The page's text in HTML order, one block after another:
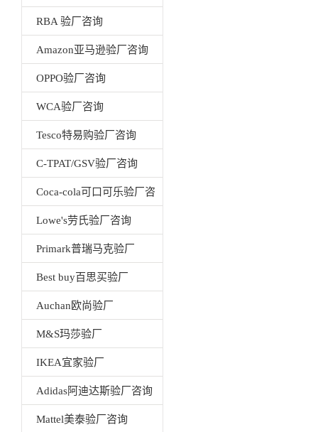
RBA 验厂咨询
Amazon亚马逊验厂咨询
OPPO验厂咨询
WCA验厂咨询
Tesco特易购验厂咨询
C-TPAT/GSV验厂咨询
Coca-cola可口可乐验厂咨
询
Lowe's劳氏验厂咨询
Primark普瑞马克验厂
Best buy百思买验厂
Auchan欧尚验厂
M&S玛莎验厂
IKEA宜家验厂
Adidas阿迪达斯验厂咨询
Mattel美泰验厂咨询